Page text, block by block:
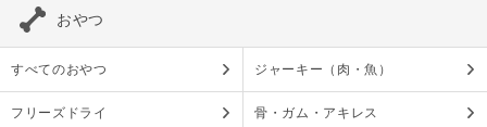
おやつ
すべてのおやつ ジャーキー（肉・魚）
フリーズドライ 骨・ガム・アキレス